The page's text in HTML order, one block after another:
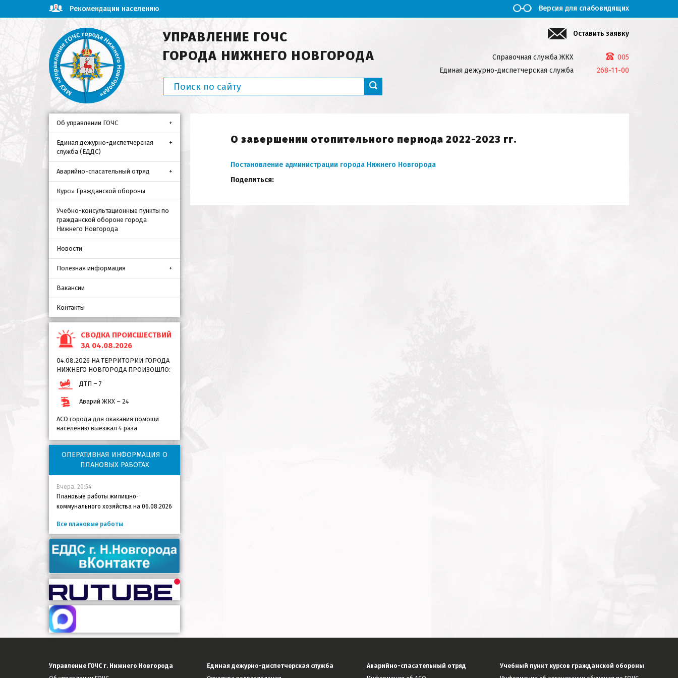
Рекомендации населению Версия для слабовидящих
УПРАВЛЕНИЕ ГОЧС
ГОРОДА НИЖНЕГО НОВГОРОДА
Оставить заявку
Справочная служба ЖКХ
005
Единая дежурно-диспетчерская служба
268-11-00
Об управлении ГОЧС
Единая дежурно-диспетчерская
служба (ЕДДС)
Аварийно-спасательный отряд
Курсы Гражданской обороны
Учебно-консультационные пункты по
гражданской обороне города
Нижнего Новгорода
Новости
Полезная информация
Вакансии
Контакты
СВОДКА ПРОИСШЕСТВИЙ
ЗА 04.08.2026
04.08.2026 НА ТЕРРИТОРИИ ГОРОДА
НИЖНЕГО НОВГОРОДА ПРОИЗОШЛО:
ДТП – 7
Аварий ЖКХ – 24
АСО города для оказания помощи
населению выезжал 4 раза
ОПЕРАТИВНАЯ ИНФОРМАЦИЯ О
ПЛАНОВЫХ РАБОТАХ
Вчера, 20:54
Плановые работы жилищно-
коммунального хозяйства на 06.08.2026
Все плановые работы
О завершении отопительного периода 2022-2023 гг.
Постановление администрации города Нижнего Новгорода
Поделиться:
Управление ГОЧС г. Нижнего Новгорода
Единая дежурно-диспетчерская служба
Аварийно-спасательный отряд
Учебный пункт курсов гражданской обороны